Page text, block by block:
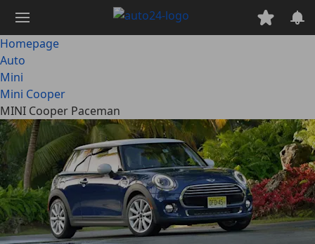
naar
hoofdinhoud
Homepage
Auto
Mini
Mini Cooper
MINI Cooper Paceman